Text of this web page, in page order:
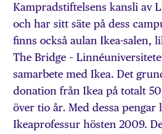
Kampradstiftelsens kansli av
och har sitt säte på dess
finns också aulan Ikea-salen,
The Bridge –
samarbete med Ikea. Det
donation från Ikea på totalt
över tio år. Med dessa pengar
Ikeaprofessur hösten 2009.